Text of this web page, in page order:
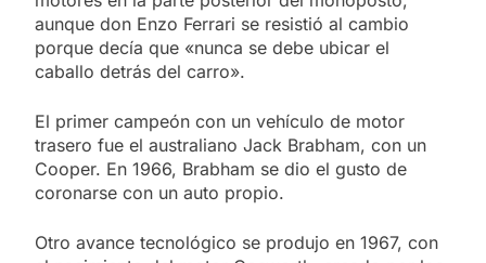
aunque don Enzo Ferrari se resistió al cambio
porque decía que «nunca se debe ubicar el
caballo detrás del carro».
El primer campeón con un vehículo de motor
trasero fue el australiano Jack Brabham, con un
Cooper. En 1966, Brabham se dio el gusto de
coronarse con un auto propio.
Otro avance tecnológico se produjo en 1967, con